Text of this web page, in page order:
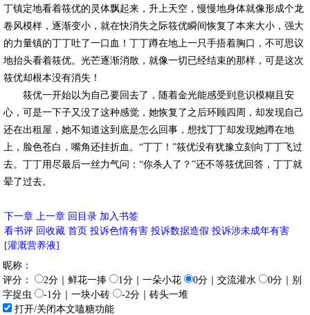
丁镇定地看着筱优的灵体飘起来，升上天空，慢慢地身体就像形成个龙
卷风模样，逐渐变小，就在快消失之际筱优瞬间恢复了本来大小，强大
的力量镇的丁丁吐了一口血！丁丁蹲在地上一只手捂着胸口，不可思议
地抬头看着筱优。光芒逐渐消散，就像一切已经结束的那样，可是这次
筱优却根本没有消失！
筱优一开始以为自己要回去了，随着金光能感受到意识模糊且安
心，可是一下子又没了这种感觉，她恢复了之后环顾四周，却发现自己
还在出租屋，她不知道这到底是怎么回事，想找丁丁却发现她蹲在地
上，脸色苍白，嘴角还挂折血。“丁丁！”筱优没有犹豫立刻向丁丁飞过
去。丁丁用尽最后一丝力气问：“你杀人了？”还不等筱优回答，丁丁就
晕了过去。
下一章 上一章 回目录 加入书签
看书评 回收藏 首页 投诉色情有害 投诉数据造假 投诉涉未成年有害
[灌溉营养液]
昵称：
评分：
2分｜鲜花一捧 1分｜一朵小花 0分｜交流灌水
0分｜别
字捉虫
-1分｜一块小砖
-2分｜砖头一堆
打开/关闭本文嗑糖功能